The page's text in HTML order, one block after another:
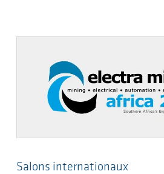
Salons internationaux